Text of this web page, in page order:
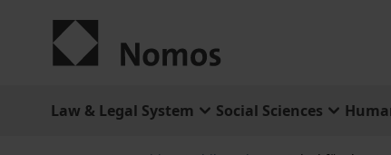
Law & Legal System Social Sciences